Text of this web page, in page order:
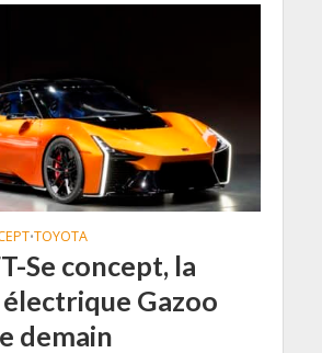
•TOYOTA
Se concept, la
Gazoo
demain